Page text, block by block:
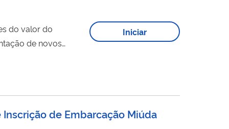
nos casos, por exemplo, de: ajustes do valor do
Iniciar
de Embarcação Miúda